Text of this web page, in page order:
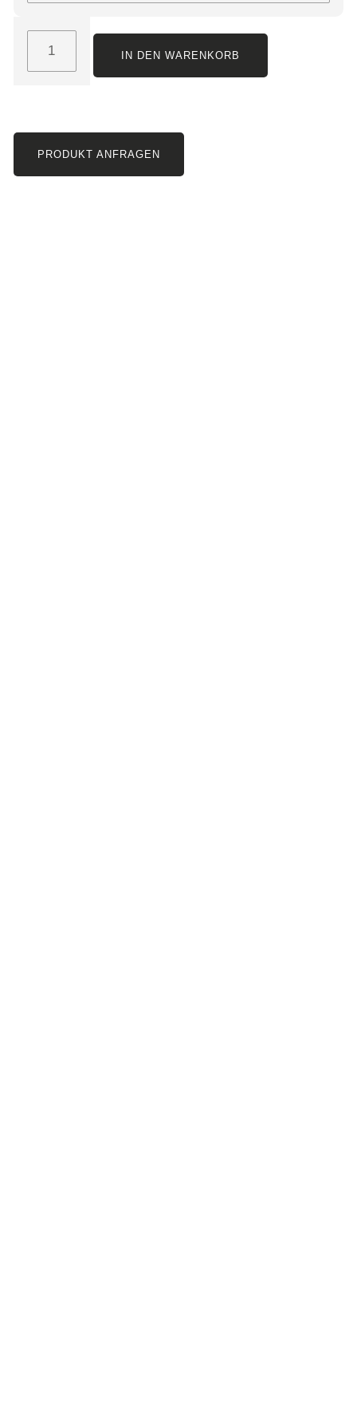
IN DEN WARENKORB
PRODUKT ANFRAGEN